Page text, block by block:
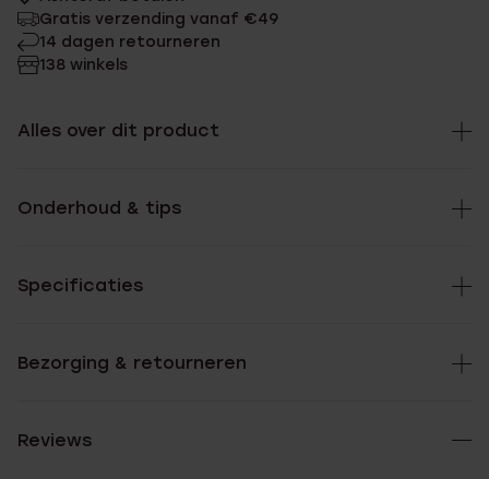
Gratis verzending vanaf €49
14 dagen retourneren
138 winkels
Alles over dit product
Onderhoud & tips
Specificaties
Bezorging & retourneren
Reviews